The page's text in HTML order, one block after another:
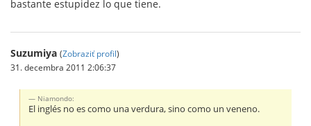
bastante estupidez lo que tiene.
Suzumiya (Zobraziť profil)
31. decembra 2011 2:06:37
Niamondo:
El inglés no es como una verdura, sino como un veneno.